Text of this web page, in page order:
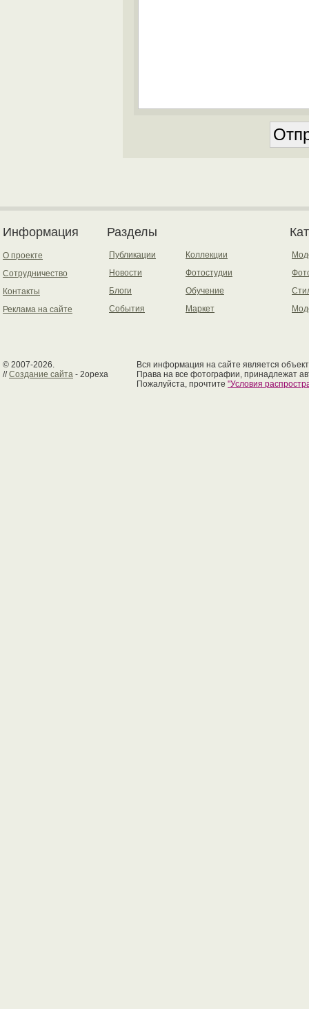
Информация
О проекте
Сотрудничество
Контакты
Реклама на сайте
Разделы
Публикации
Новости
Блоги
События
Коллекции
Фотостудии
Обучение
Маркет
© 2007-2026.
//Создание сайта - 2opexa
Вся информация на сайте является
Права на все фотографии, принадлежат
Пожалуйста, прочтите "Условия